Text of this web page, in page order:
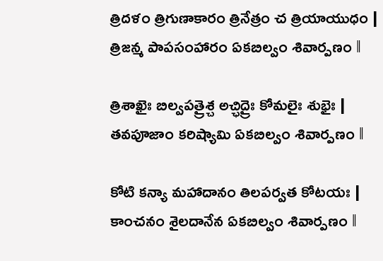
త్రిదళం త్రిగుణాకారం త్రినేత్రం చ త్రియాయుధం |
త్రిజన్మ పాపసంహారం ఏకబిల్వం శివార్పణం ‖
త్రిశాఖైః బిల్వపత్రైశ్చ అచ్ఛిద్రైః కోమలైః శుభైః |
తవపూజాం కరిష్యామి ఏకబిల్వం శివార్పణం ‖
కోటి కన్యా మహాదానం తిలపర్వత కోటయః |
కాంచనం శైలదానేన ఏకబిల్వం శివార్పణం ‖